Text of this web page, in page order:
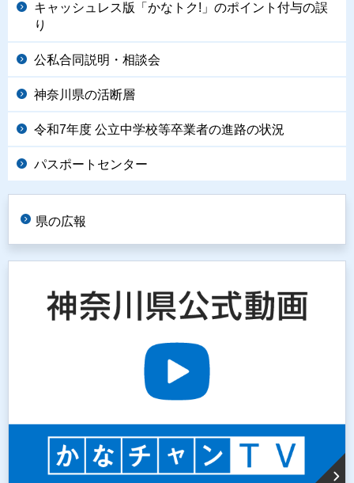
キャッシュレス版「かなトク!」のポイント付与の誤
り
公私合同説明・相談会
神奈川県の活断層
令和7年度 公立中学校等卒業者の進路の状況
パスポートセンター
県の広報